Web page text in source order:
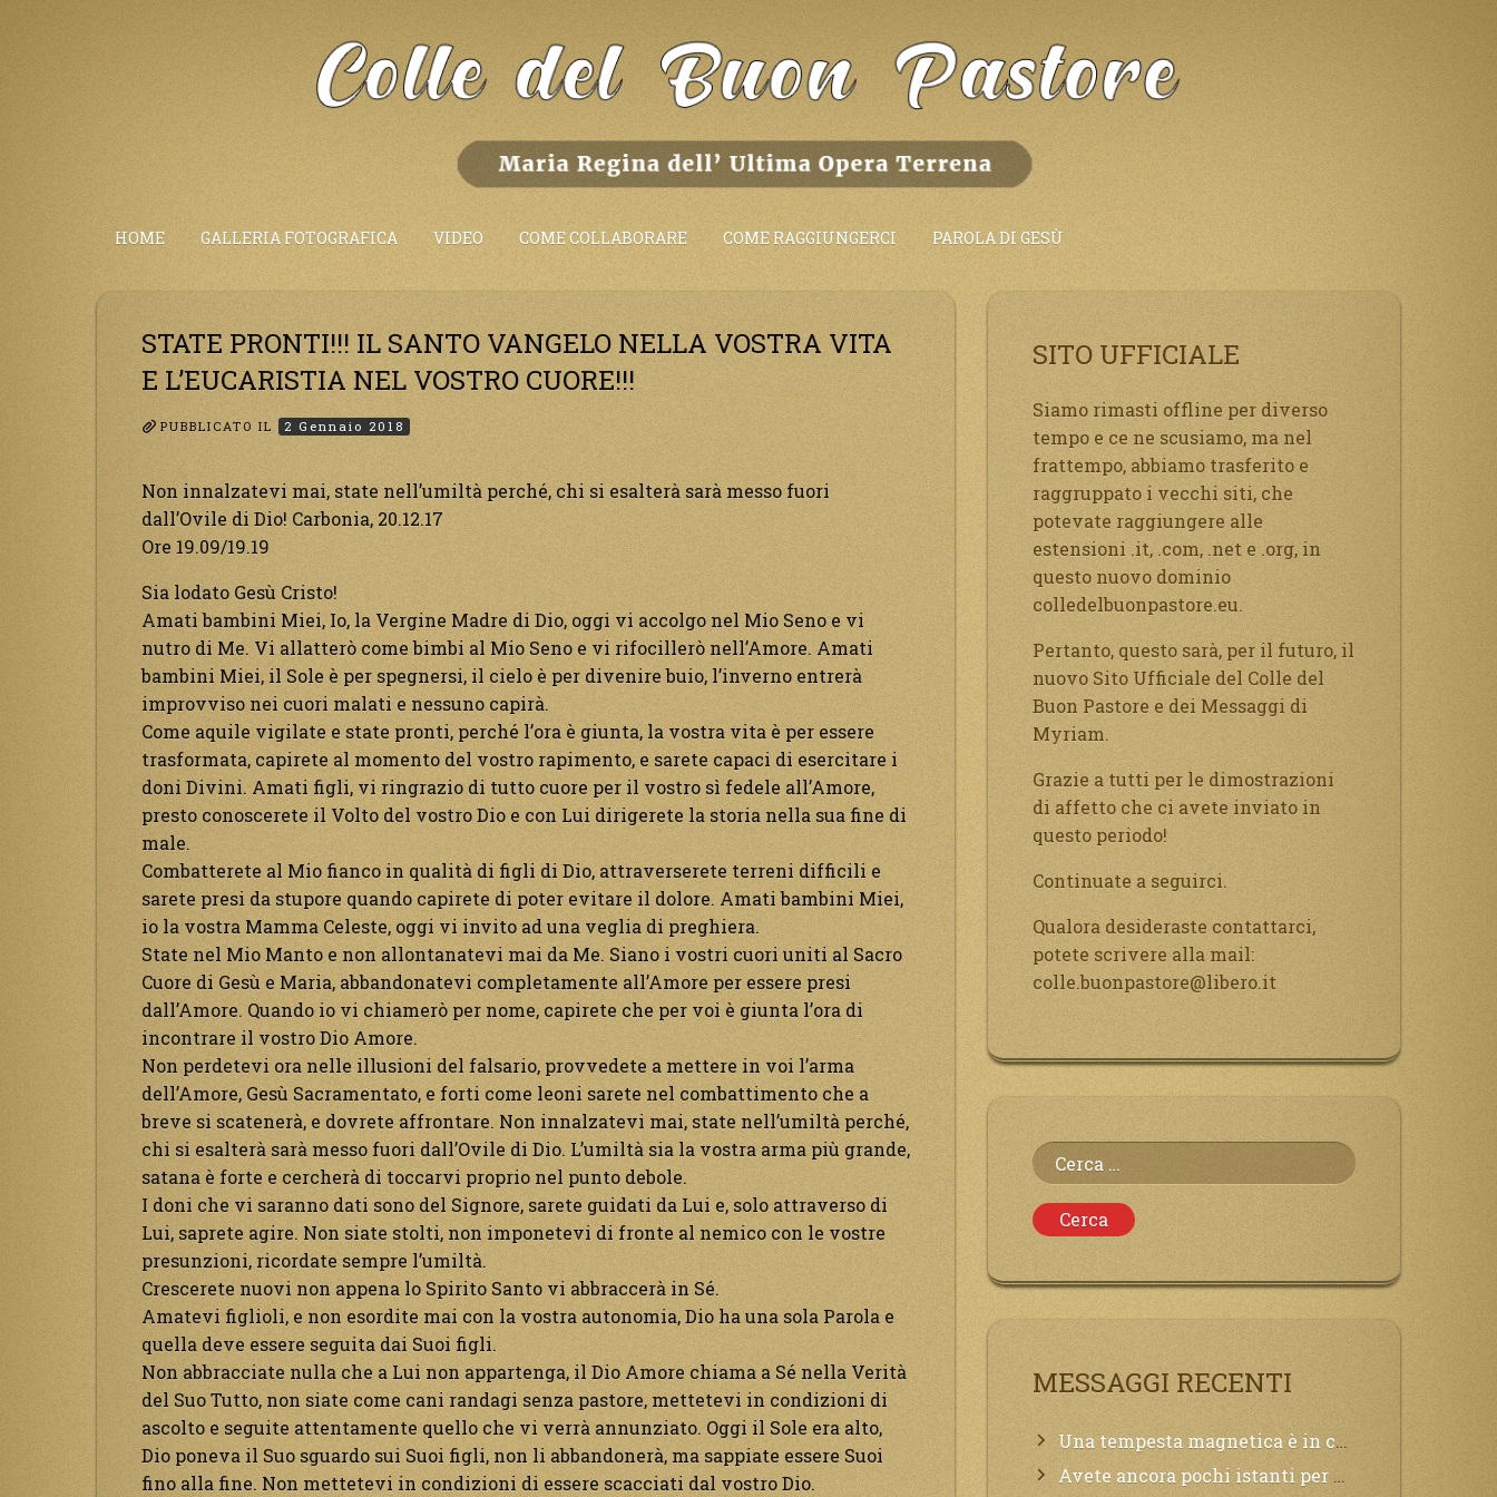
HOME GALLERIA FOTOGRAFICA VIDEO COME COLLABORARE COME RAGGIUNGERCI PAROLA DI GESÙ
STATE PRONTI!!! IL SANTO VANGELO NELLA VOSTRA VITA
E L’EUCARISTIA NEL VOSTRO CUORE!!!
PUBBLICATO IL 2 Gennaio 2018
Non innalzatevi mai, state nell’umiltà perché, chi si esalterà sarà messo fuori
dall’Ovile di Dio! Carbonia, 20.12.17
Ore 19.09/19.19
Sia lodato Gesù Cristo!
Amati bambini Miei, Io, la Vergine Madre di Dio, oggi vi accolgo nel Mio Seno e vi
nutro di Me. Vi allatterò come bimbi al Mio Seno e vi rifocillerò nell’Amore. Amati
bambini Miei, il Sole è per spegnersi, il cielo è per divenire buio, l’inverno entrerà
improvviso nei cuori malati e nessuno capirà.
Come aquile vigilate e state pronti, perché l’ora è giunta, la vostra vita è per essere
trasformata, capirete al momento del vostro rapimento, e sarete capaci di esercitare i
doni Divini. Amati figli, vi ringrazio di tutto cuore per il vostro sì fedele all’Amore,
presto conoscerete il Volto del vostro Dio e con Lui dirigerete la storia nella sua fine di
male.
Combatterete al Mio fianco in qualità di figli di Dio, attraverserete terreni difficili e
sarete presi da stupore quando capirete di poter evitare il dolore. Amati bambini Miei,
io la vostra Mamma Celeste, oggi vi invito ad una veglia di preghiera.
State nel Mio Manto e non allontanatevi mai da Me. Siano i vostri cuori uniti al Sacro
Cuore di Gesù e Maria, abbandonatevi completamente all’Amore per essere presi
dall’Amore. Quando io vi chiamerò per nome, capirete che per voi è giunta l’ora di
incontrare il vostro Dio Amore.
Non perdetevi ora nelle illusioni del falsario, provvedete a mettere in voi l’arma
dell’Amore, Gesù Sacramentato, e forti come leoni sarete nel combattimento che a
breve si scatenerà, e dovrete affrontare. Non innalzatevi mai, state nell’umiltà perché,
chi si esalterà sarà messo fuori dall’Ovile di Dio. L’umiltà sia la vostra arma più grande,
satana è forte e cercherà di toccarvi proprio nel punto debole.
I doni che vi saranno dati sono del Signore, sarete guidati da Lui e, solo attraverso di
Lui, saprete agire. Non siate stolti, non imponetevi di fronte al nemico con le vostre
presunzioni, ricordate sempre l’umiltà.
Crescerete nuovi non appena lo Spirito Santo vi abbraccerà in Sé.
Amatevi figlioli, e non esordite mai con la vostra autonomia, Dio ha una sola Parola e
quella deve essere seguita dai Suoi figli.
Non abbracciate nulla che a Lui non appartenga, il Dio Amore chiama a Sé nella Verità
del Suo Tutto, non siate come cani randagi senza pastore, mettetevi in condizioni di
ascolto e seguite attentamente quello che vi verrà annunziato. Oggi il Sole era alto,
Dio poneva il Suo sguardo sui Suoi figli, non li abbandonerà, ma sappiate essere Suoi
fino alla fine. Non mettetevi in condizioni di essere scacciati dal vostro Dio.
SITO UFFICIALE
Siamo rimasti offline per diverso
tempo e ce ne scusiamo, ma nel
frattempo, abbiamo trasferito e
raggruppato i vecchi siti, che
potevate raggiungere alle
estensioni .it, .com, .net e .org, in
questo nuovo dominio
colledelbuonpastore.eu.
Pertanto, questo sarà, per il futuro, il
nuovo Sito Ufficiale del Colle del
Buon Pastore e dei Messaggi di
Myriam.
Grazie a tutti per le dimostrazioni
di affetto che ci avete inviato in
questo periodo!
Continuate a seguirci.
Qualora desideraste contattarci,
potete scrivere alla mail:
colle.buonpastore@libero.it
Ricerca
per:
MESSAGGI RECENTI
Una tempesta magnetica è in corso, questa generazione patirà. Il black out non tarderà ad arrivare e tutta la Terra sarà oscurata.
Avete ancora pochi istanti per convertirvi, non perdete tempo, la sciagura arriverà all’improvviso e per chi non si sarà preparato saranno dolori.